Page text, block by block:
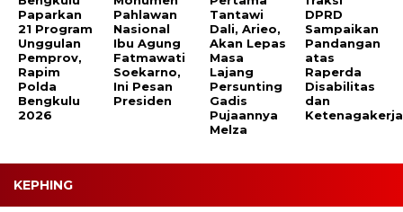
Paparkan
21 Program
Unggulan
Pemprov,
Rapim
Polda
Bengkulu
2026
Pahlawan
Nasional
Ibu Agung
Fatmawati
Soekarno,
Ini Pesan
Presiden
Tantawi
Dali, Arieo,
Akan Lepas
Masa
Lajang
Persunting
Gadis
Pujaannya
Melza
DPRD
Sampaikan
Pandangan
atas
Raperda
Disabilitas
dan
KEPHING